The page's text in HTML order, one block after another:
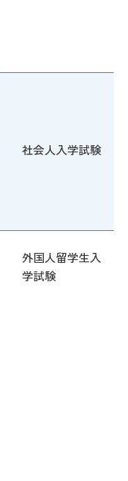
社会人入学試験
外国人留学生入
学試験